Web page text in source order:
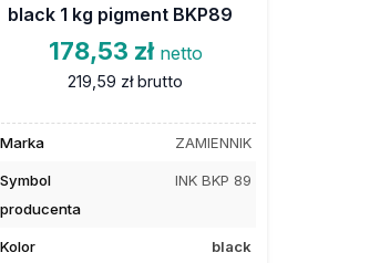
black 1 kg pigment BKP89
178,53 zł netto
219,59 zł brutto
Marka ZAMIENNIK
Symbol
producenta
INK BKP 89
Kolor black